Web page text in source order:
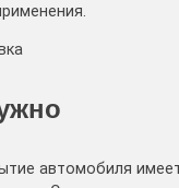
автомобиля